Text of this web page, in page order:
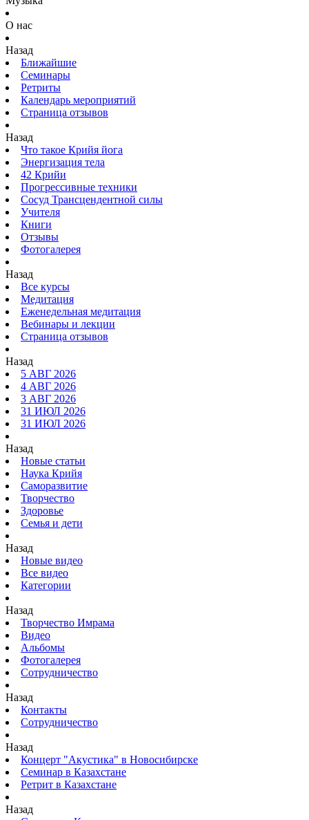
О нас
Назад
Ближайшие
Семинары
Ретриты
Календарь мероприятий
Страница отзывов
Назад
Что такое Крийя йога
Энергизация тела
42 Крийи
Прогрессивные техники
Сосуд Трансцендентной силы
Учителя
Книги
Отзывы
Фотогалерея
Назад
Все курсы
Медитация
Еженедельная медитация
Вебинары и лекции
Страница отзывов
Назад
5 АВГ 2026
4 АВГ 2026
3 АВГ 2026
31 ИЮЛ 2026
31 ИЮЛ 2026
Назад
Новые статьи
Наука Крийя
Саморазвитие
Творчество
Здоровье
Семья и дети
Назад
Новые видео
Все видео
Категории
Назад
Творчество Имрама
Видео
Альбомы
Фотогалерея
Сотрудничество
Назад
Контакты
Сотрудничество
Назад
Концерт "Акустика" в Новосибирске
Семинар в Казахстане
Ретрит в Казахстане
Назад